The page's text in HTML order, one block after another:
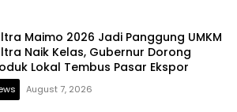
Maimo 2026 Jadi Panggung UMKM
Naik Kelas, Gubernur Dorong
Lokal Tembus Pasar Ekspor
August 7, 2026